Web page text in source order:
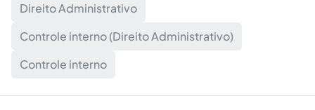
Direito Administrativo
Controle interno (Direito Administrativo)
Controle interno